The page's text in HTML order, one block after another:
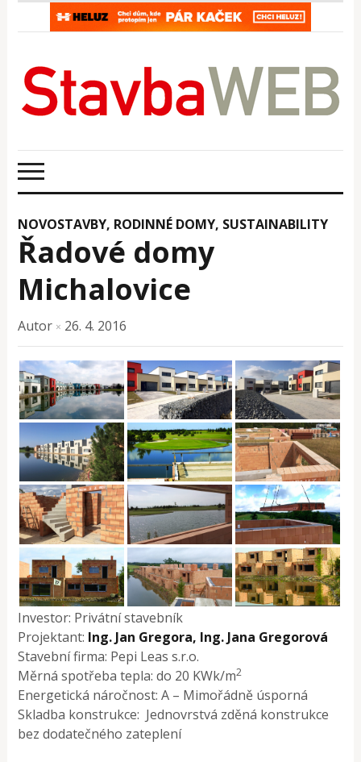
NOVOSTAVBY, RODINNÉ DOMY, SUSTAINABILITY
Řadové domy
Michalovice
Autor × 26. 4. 2016
Investor: Privátní stavebník
Projektant: Ing. Jan Gregora, Ing. Jana Gregorová
Stavební firma: Pepi Leas s.r.o.
Měrná spotřeba tepla: do 20 KWk/m2
Energetická náročnost: A – Mimořádně úsporná
Skladba konstrukce: Jednovrstvá zděná konstrukce
bez dodatečného zateplení